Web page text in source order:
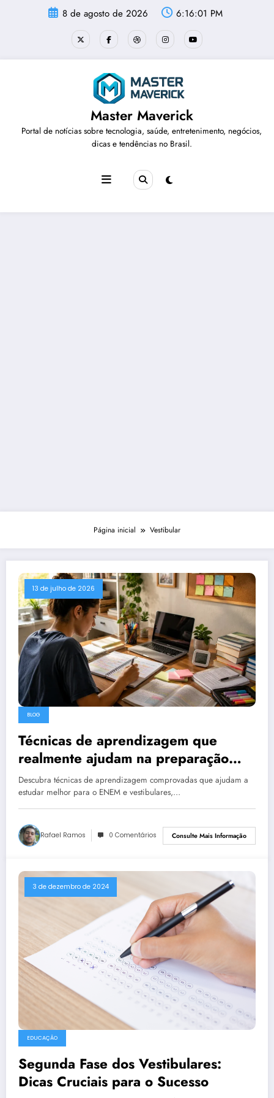
8 de agosto de 2026 6:16:01 PM
Master Maverick
Portal de notícias sobre tecnologia, saúde, entretenimento, negócios,
dicas e tendências no Brasil.
Página inicial Vestibular
13 de julho de 2026
BLOG
Técnicas de aprendizagem que
realmente ajudam na preparação
para vestibulares
Descubra técnicas de aprendizagem comprovadas que ajudam a
estudar melhor para o ENEM e vestibulares,…
Rafael Ramos 0 Comentários Consulte Mais Informação
3 de dezembro de 2024
EDUCAÇÃO
Segunda Fase dos Vestibulares:
Dicas Cruciais para o Sucesso